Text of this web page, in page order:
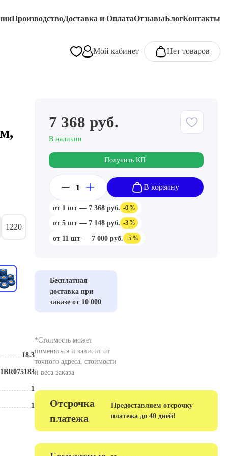
ПроизводствоДоставка и ОплатаОтзывыБлогКонтакты
Мой кабинет Нет товаров
1220
18.3
1
1
Размер, мм
Износостойкость
Зернистость
7 368 руб.
В наличии
Получить КП
В корзину
от 1 шт — 7 368 руб. -0 %
от 5 шт — 7 148 руб. -3 %
от 11 шт — 7 000 руб. -5 %
Бесплатная
доставка при
заказе от 10 000
*Стоимость может
поменяться и зависит от
точного адреса, стоимости
и веса заказа
Отсрочка
платежа
Предоставляем отсрочку
платежа до 40 дней!